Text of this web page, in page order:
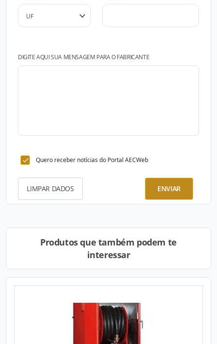
DIGITE AQUI SUA MENSAGEM PARA O FABRICANTE
Quero receber notícias do Portal AECWeb
LIMPAR DADOS ENVIAR
Produtos que também podem te
interessar